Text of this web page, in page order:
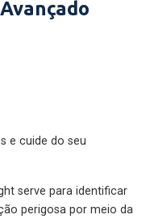
e cuide do seu
serve para identificar
perigosa por meio da